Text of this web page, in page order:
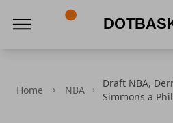
Home NBA
Draft NBA,
Simmons a